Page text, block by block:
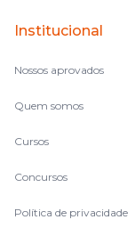
Institucional
Nossos aprovados
Quem somos
Cursos
Concursos
Política de privacidade